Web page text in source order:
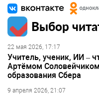
Выбор
22 мая 2026, 17:17
Учитель, ученик, ИИ –
Артёмом
образования Сбера
9 апреля 2026, 21:07